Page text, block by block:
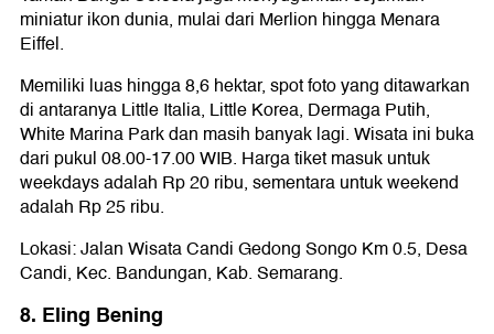
miniatur ikon dunia, mulai dari Merlion hingga Menara
Eiffel.
Memiliki luas hingga 8,6 hektar, spot foto yang ditawarkan
di antaranya Little Italia, Little Korea, Dermaga Putih,
White Marina Park dan masih banyak lagi. Wisata ini buka
dari pukul 08.00-17.00 WIB. Harga tiket masuk untuk
weekdays adalah Rp 20 ribu, sementara untuk weekend
adalah Rp 25 ribu.
Lokasi: Jalan Wisata Candi Gedong Songo Km 0.5, Desa
Candi, Kec. Bandungan, Kab. Semarang.
8. Eling Bening